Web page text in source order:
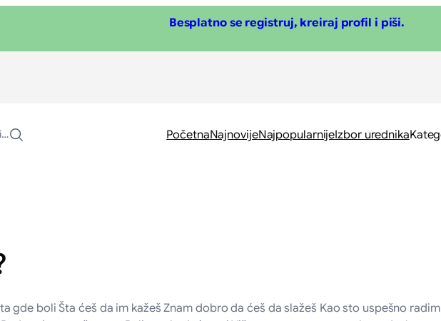
Besplatno se registruj, kreiraj profil i piši.
PočetnaNajnovijeNajpopularnijeIzbor urednika
gde boli Šta ćeš da im kažeš Znam dobro da ćeš da slažeš Kao sto uspešno